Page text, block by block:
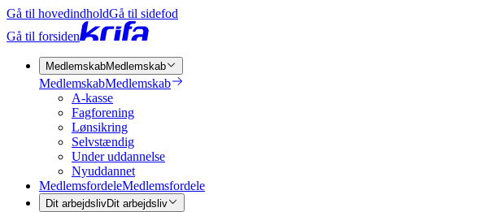
Gå til hovedindholdGå til sidefod
Gå til forsiden
MedlemskabMedlemskab
MedlemskabMedlemskab
A-kasse
Fagforening
Lønsikring
Selvstændig
Under uddannelse
Nyuddannet
MedlemsfordeleMedlemsfordele
Dit arbejdslivDit arbejdsliv